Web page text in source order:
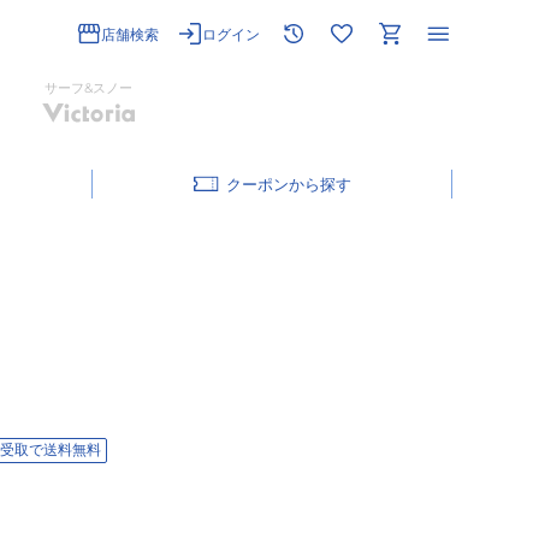
店舗検索 ログイン
サーフ&スノー
クーポン
取で送料無料